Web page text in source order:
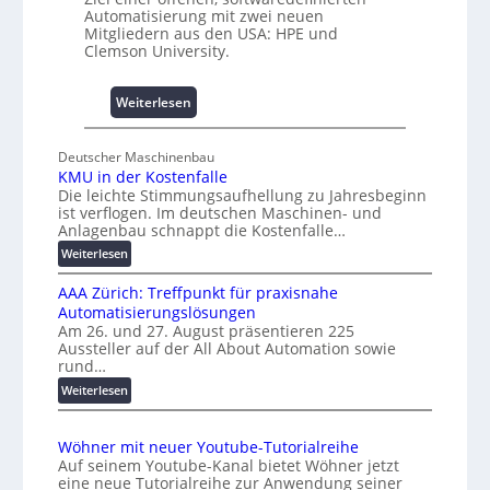
m
n
i
e
c
h
a
f
n
A
Automatisierung mit zwei neuen
Mitgliedern aus den USA: HPE und
Clemson University.
Weiterlesen
U
i
v
e
r
l
A
u
t
a
o
Deutscher Maschinenbau
KMU in der Kostenfalle
Die leichte Stimmungsaufhellung zu Jahresbeginn
ist verflogen. Im deutschen Maschinen- und
Anlagenbau schnappt die Kostenfalle…
Weiterlesen:
K
M
U
i
n
e
r
o
s
AAA Zürich: Treffpunkt für praxisnahe
Automatisierungslösungen
Am 26. und 27. August präsentieren 225
Aussteller auf der All About Automation sowie
rund…
Weiterlesen:
A
A
Z
Wöhner mit neuer Youtube-Tutorialreihe
Auf seinem Youtube-Kanal bietet Wöhner jetzt
eine neue Tutorialreihe zur Anwendung seiner